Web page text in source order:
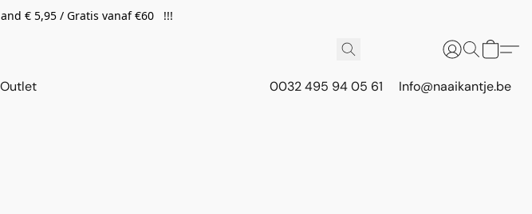
€ 5,95 / Gratis vanaf €60 !!!
Outlet 0032 495 94 05 61 Info@naaikantje.be